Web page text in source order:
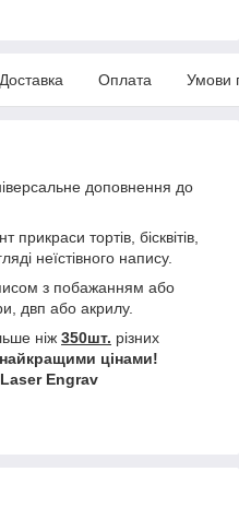
Доставка Оплата Умови
доповнення до
прикраси тортів, бісквітів,
неїстівного напису.
з побажанням або
двп або акрилу.
ніж 350шт. різних
цінами!
Laser Engrav